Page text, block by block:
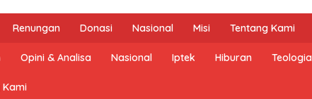
Renungan Donasi Nasional Misi Tentang Kami
Opini & Analisa Nasional Iptek Hiburan Teologia
Kami